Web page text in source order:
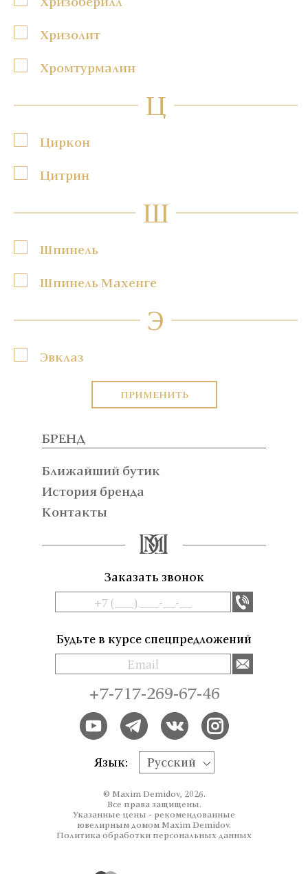
Хризолит
Хромтурмалин
Ц
Циркон
Цитрин
Ш
Шпинель
Шпинель Махенге
Э
Эвклаз
ПРИМЕНИТЬ
БРЕНД
Ближайший бутик
История бренда
Контакты
Заказать звонок
Будьте в курсе спецпредложений
+7-717-269-67-46
Язык: Русский
© Maxim Demidov, 2026.
Все права защищены.
Указанные цены - рекомендованные
ювелирным домом Maxim Demidov.
Политика обработки персональных данных